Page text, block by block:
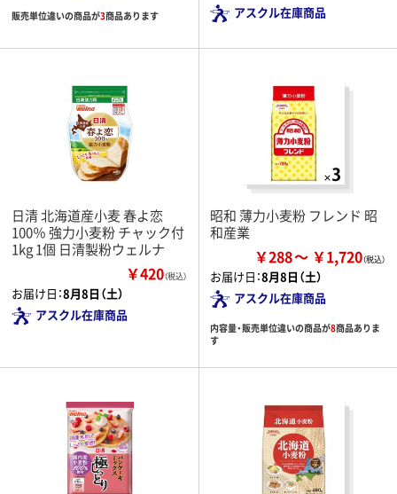
販売単位違いの商品が3商品あります
アスクル在庫商品
日清 北海道産小麦 春よ恋
100％ 強力小麦粉 チャック付
1kg 1個 日清製粉ウェルナ
￥420（税込）
お届け日：8月8日（土）
アスクル在庫商品
昭和 薄力小麦粉 フレンド 昭
和産業
￥288 ￥1,720
お届け日：8月8日（土）
アスクル在庫商品
内容量・販売単位違いの商品が8商品ありま
す